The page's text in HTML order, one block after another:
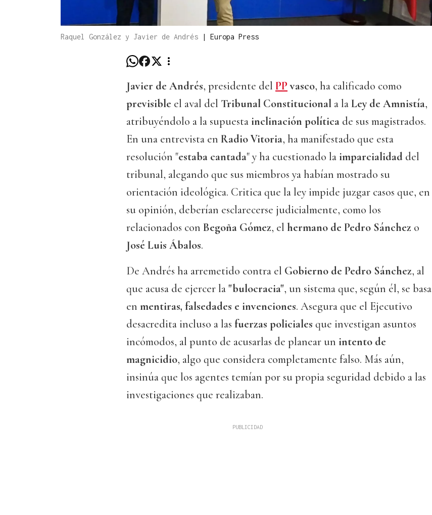
Raquel González y Javier de Andrés | Europa Press
Javier de Andrés, presidente del PPvasco, ha calificado como
previsible el aval del Tribunal Constitucional a laLey de Amnistía,
atribuyéndolo a la supuesta inclinación política de sus magistrados.
En una entrevista en Radio Vitoria, ha manifestado que esta
resolución "estaba cantada" y ha cuestionado la imparcialidad del
tribunal, alegando que sus miembros ya habían mostrado su
orientación ideológica. Critica que la ley impide juzgar casos que, en
su opinión, deberían esclarecerse judicialmente, como los
relacionados con Begoña Gómez, el hermano de Pedro Sánchez o
José Luis Ábalos.
De Andrés ha arremetido contra el Gobierno de Pedro Sánchez, al
que acusa de ejercer la"bulocracia", un sistema que, según él, se basa
en mentiras, falsedades e invenciones. Asegura que el Ejecutivo
desacredita incluso a las fuerzas policiales que investigan asuntos
incómodos, al punto de acusarlas de planear un intento de
magnicidio, algo que considera completamente falso. Más aún,
insinúa que los agentes temían por su propia seguridad debido a las
investigaciones que realizaban.